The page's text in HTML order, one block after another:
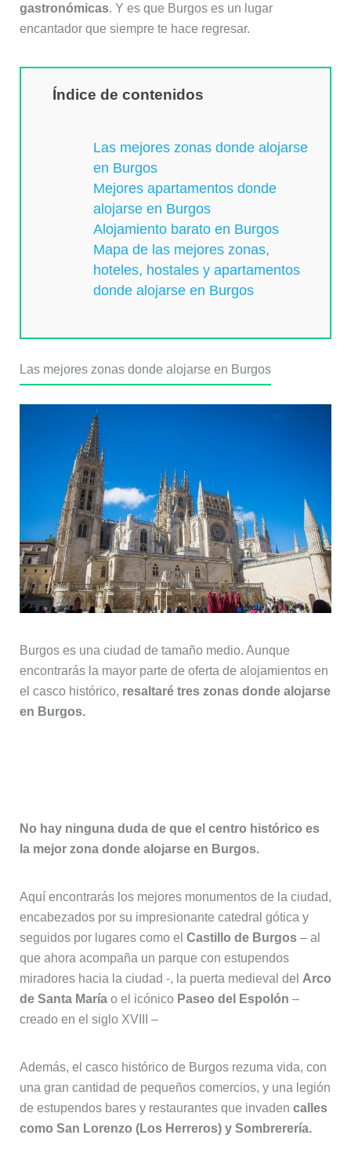
gastronómicas. Y es que Burgos es un lugar
encantador que siempre te hace regresar.
Índice de contenidos
Las mejores zonas donde alojarse
en Burgos
Mejores apartamentos donde
alojarse en Burgos
Alojamiento barato en Burgos
Mapa de las mejores zonas,
hoteles, hostales y apartamentos
donde alojarse en Burgos
Las mejores zonas donde alojarse en Burgos
Burgos es una ciudad de tamaño medio. Aunque
encontrarás la mayor parte de oferta de alojamientos en
el casco histórico, resaltaré tres zonas donde alojarse
en Burgos.
No hay ninguna duda de que el centro histórico es
la mejor zona donde alojarse en Burgos.
Aquí encontrarás los mejores monumentos de la ciudad,
encabezados por su impresionante catedral gótica y
seguidos por lugares como el Castillo de Burgos– al
que ahora acompaña un parque con estupendos
miradores hacia la ciudad -, la puerta medieval del Arco
de Santa Maríao el icónico Paseo del Espolón –
creado en el siglo XVIII –
Además, el casco histórico de Burgos rezuma vida, con
una gran cantidad de pequeños comercios, y una legión
de estupendos bares y restaurantes que invaden calles
como San Lorenzo (Los Herreros) y Sombrerería.